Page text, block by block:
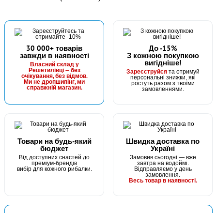
30 000+ товарів
завжди в наявності
Власний склад у
Решетилівці — без
очікування, без відмов.
Ми не дропшипінг, ми
справжній магазин.
До -15%
З кожною покупкою
вигідніше!
Зареєструйсята отримуй
персональні знижки, які
ростуть разом з твоїми
замовленнями.
Товари на будь-який
бюджет
Від доступних снастей до
преміум-брендів
вибір для кожного рибалки.
Швидка доставка по
Україні
Замовив сьогодні — вже
завтра на водоймі.
Відправляємо у день
замовлення.
Весь товар в наявності.